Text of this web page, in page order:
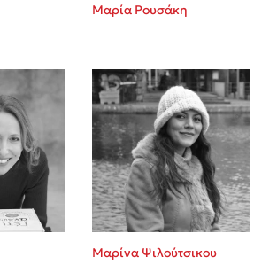
Το λεξικό της ζωής σου
Κώστας Κρομμύδας
Το λιμάνι μου είσαι εσύ
Μαρία Ρουσάκη
Μαρίνα Ψιλούτσικου